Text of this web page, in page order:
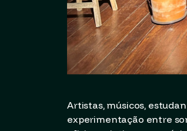
Artistas, músicos,
experimentação entre